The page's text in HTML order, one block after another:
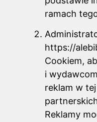
ramach
https://
Cookiem,
i
reklam w
Reklamy